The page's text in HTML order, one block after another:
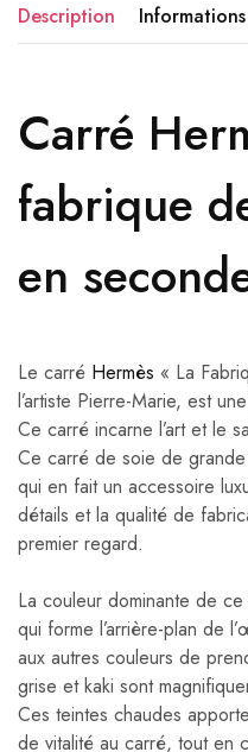
Description
Carré
fabrique
en
Le carré Hermès « La
l’artiste Pierre-Marie, est
Ce carré incarne l’art et le
Ce carré de soie de
qui en fait un accessoire
détails et la qualité de
premier regard.
La couleur dominante de
qui forme l’arrière-plan de
aux autres couleurs de
grise et kaki sont
Ces teintes chaudes
de vitalité au carré, tout en